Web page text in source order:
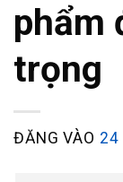
phẩm
trọng
ĐĂNG VÀO 24